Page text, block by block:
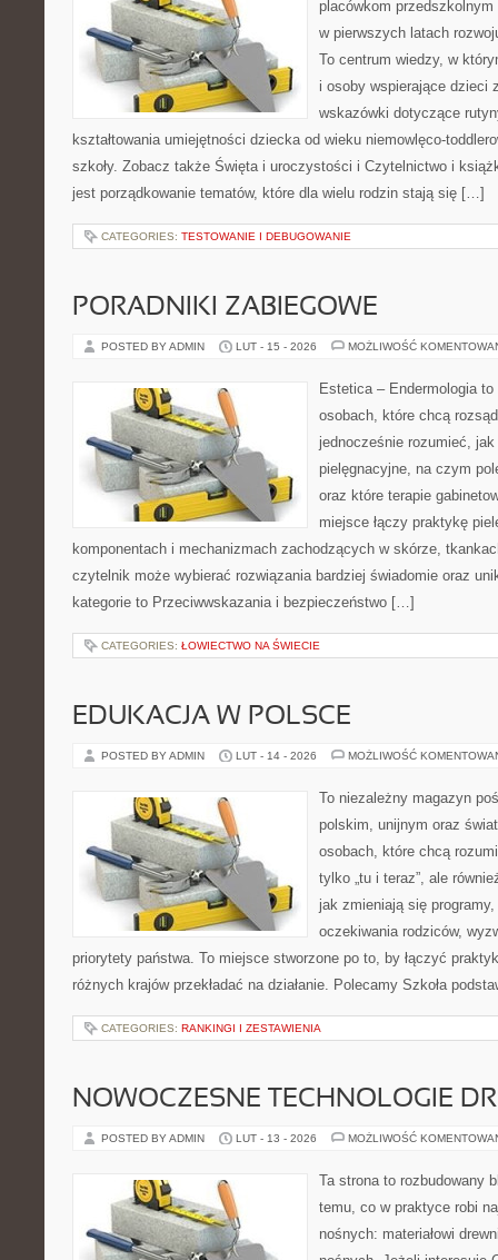
placówkom
w pierwszych latach
To centrum wiedzy, w
i osoby wspierające dzieci
wskazówki dotyczące
kształtowania umiejętności dziecka od wieku niemowlęco-
szkoły. Zobacz także Święta i uroczystości i Czytelnictwo i
jest porządkowanie tematów, które dla wielu rodzin stają się […]
CATEGORIES: TESTOWANIE I DEBUGOWANIE
PORADNIKI ZABIEGOWE
POSTED BY ADMIN LUT - 15 - 2026 MOŻLIWOŚĆ
Estetica – Endermologia
osobach, które chcą
jednocześnie rozumieć, jak
pielęgnacyjne, na czym
oraz które terapie
miejsce łączy praktykę
komponentach i mechanizmach zachodzących w skórze,
czytelnik może wybierać rozwiązania bardziej świadomie oraz
kategorie to Przeciwwskazania i bezpieczeństwo […]
CATEGORIES: ŁOWIECTWO NA ŚWIECIE
EDUKACJA W POLSCE
POSTED BY ADMIN LUT - 14 - 2026 MOŻLIWOŚĆ
To niezależny magazyn
polskim, unijnym oraz
osobach, które chcą
tylko „tu i teraz”, ale
jak zmieniają się
oczekiwania rodziców,
priorytety państwa. To miejsce stworzone po to, by łączyć
różnych krajów przekładać na działanie. Polecamy Szkoła
CATEGORIES: RANKINGI I ZESTAWIENIA
NOWOCZESNE TECHNOLOGIE
POSTED BY ADMIN LUT - 13 - 2026 MOŻLIWOŚĆ
Ta strona to rozbudowany
temu, co w praktyce robi
nośnych: materiałowi